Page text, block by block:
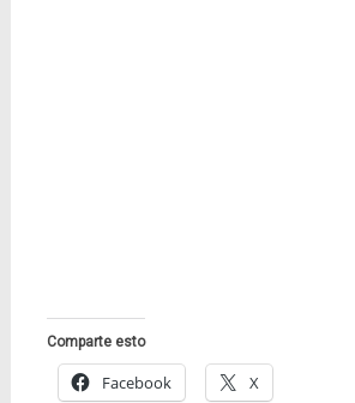
Comparte esto
Facebook X